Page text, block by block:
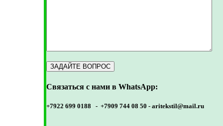
Связаться с нами в WhatsApp:
+7922 699 0188 - +7909 744 08 50 - aritekstil@mail.ru